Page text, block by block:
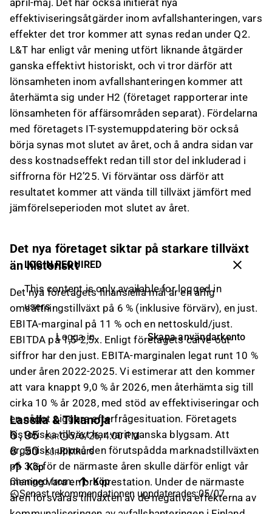
april-maj. Det har också initierat nya
effektiviseringsåtgärder inom avfallshanteringen, vars
effekter det tror kommer att synas redan under Q2.
L&T har enligt vår mening utfört liknande åtgärder
ganska effektivt historiskt, och vi tror därför att
lönsamheten inom avfallshanteringen kommer att
återhämta sig under H2 (företaget rapporterar inte
lönsamheten för affärsområden separat). Fördelarna
med företagets IT-systemuppdatering bör också
börja synas mot slutet av året, och å andra sidan var
dess kostnadseffekt redan till stor del inkluderad i
siffrorna för H2’25. Vi förväntar oss därför att
resultatet kommer att vända till tillväxt jämfört med
jämförelseperioden mot slutet av året.
Det nya företaget siktar på starkare tillväxt
än historiskt
Det nya företagets finansiella mål är en årlig
omsättningstillväxt på 6 % (inklusive förvärv), en just.
EBITA-marginal på 11 % och en nettoskuld/just.
EBITDA på 1,5-2,5x. Enligt företagets carve-out-
siffror har den just. EBITA-marginalen legat runt 10 %
under åren 2022-2025. Vi estimerar att den kommer
att vara knappt 9,0 % år 2026, men återhämta sig till
cirka 10 % år 2028, med stöd av effektiviseringar och
en något piggare efterfrågesituation. Företagets
historiska tillväxt har varit ganska blygsam. Att
organiskt uppnå den förutspådda marknadstillväxten
på 3 % för de närmaste åren skulle därför enligt vår
mening vara en bra prestation. Under de närmaste
åren försvåras tillväxten av de negativa effekterna av
LOGIN REQUIRED
This content is only available for logged in
users
Logga in Skapa användarkonto
Lassila & Tikanoja
6,95 EUR 5/6/26, 4:00 PM
8,50 EURRiktkurs
Köp
Changed from:
Köp
Senast rekommendationen uppdaterades:05/07